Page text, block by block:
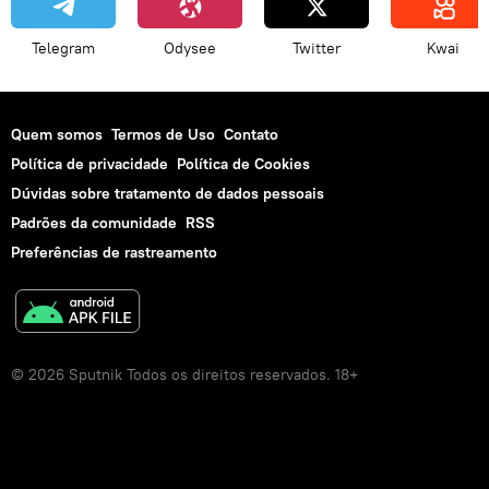
Telegram Odysee Twitter Kwai
Quem somos Termos de Uso Contato
Política de privacidade Política de Cookies
Dúvidas sobre tratamento de dados pessoais
Padrões da comunidade RSS
Preferências de rastreamento
© 2026 Sputnik Todos os direitos reservados. 18+